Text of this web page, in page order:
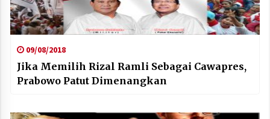
09/08/2018
Jika Memilih Rizal Ramli Sebagai Cawapres,
Prabowo Patut Dimenangkan